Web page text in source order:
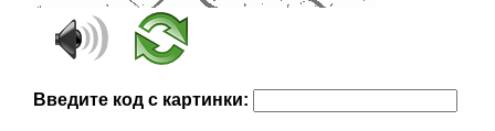
Введите код с картинки: